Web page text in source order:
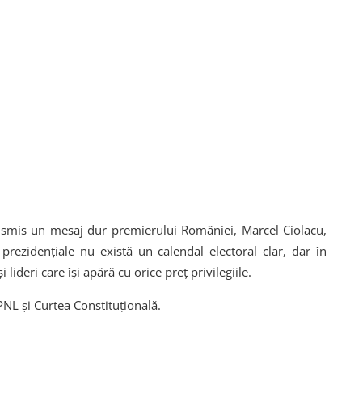
un mesaj dur premierului României, Marcel Ciolacu,
nu există un calendal electoral clar, dar în
lideri care își apără cu orice preț privilegiile.
și Curtea Constituțională.